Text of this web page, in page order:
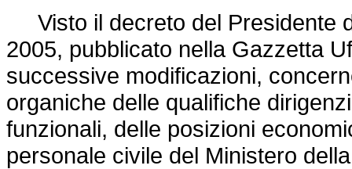
Visto il decreto del Presidente
2005, pubblicato nella Gazzetta
successive modificazioni,
organiche delle qualifiche
funzionali, delle posizioni
personale civile del Ministero